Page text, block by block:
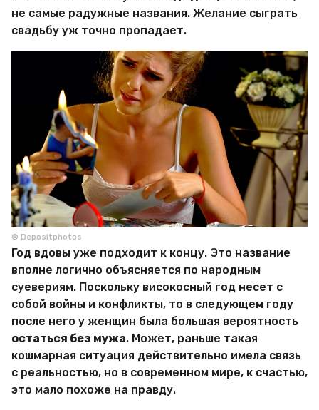
не самые радужные названия. Желание сыграть
свадьбу уж точно пропадает.
© Depositphotos
Год вдовы уже подходит к концу. Это название
вполне логично объясняется по народным
суевериям. Поскольку високосный год несет с
собой войны и конфликты, то в следующем году
после него у женщин была большая вероятность
остаться без мужа. Может, раньше такая
кошмарная ситуация действительно имела связь
с реальностью, но в современном мире, к счастью,
это мало похоже на правду.